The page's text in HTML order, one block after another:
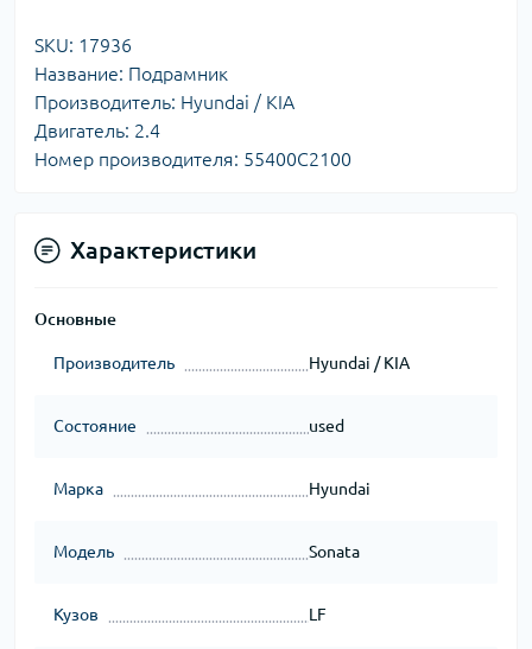
SKU: 17936
Название: Подрамник
Производитель: Hyundai / KIA
Двигатель: 2.4
Номер производителя: 55400C2100
Характеристики
Основные
Производитель Hyundai / KIA
Состояние used
Марка Hyundai
Модель Sonata
Кузов LF